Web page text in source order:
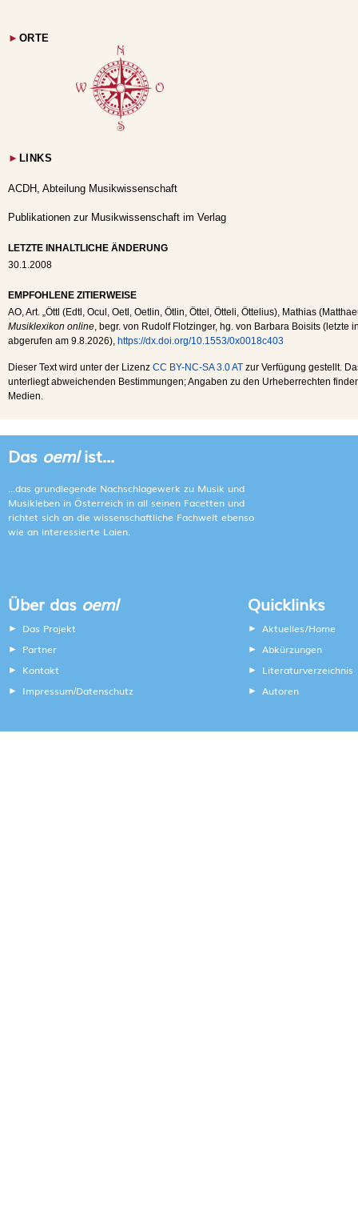
► ORTE
► LINKS
ACDH, Abteilung Musikwissenschaft
Publikationen zur Musikwissenschaft im Verlag
LETZTE INHALTLICHE ÄNDERUNG
30.1.2008
EMPFOHLENE ZITIERWEISE
AO, Art. „Öttl (Edtl, Ocul, Oetl, Oetlin, Ötlin, Öttel, Ötteli, Öttelius), Mathias
Musiklexikon online, begr. von Rudolf Flotzinger, hg. von Barbara Boisits (letzte
abgerufen am 9.8.2026), https://dx.doi.org/10.1553/0x0018c403
Dieser Text wird unter der Lizenz CC BY-NC-SA 3.0 AT zur Verfügung gestellt.
unterliegt abweichenden Bestimmungen; Angaben zu den Urheberrechten
Medien.
Das oemlist...
...das grundlegende Nachschlagewerk zu Musik und
Musikleben in Österreich in all seinen Facetten und
richtet sich an die wissenschaftliche Fachwelt ebenso
wie an interessierte Laien.
Über das oeml
Das Projekt
Partner
Kontakt
Impressum/Datenschutz
Quicklinks
Aktuelles/Home
Abkürzungen
Literaturverzeichnis
Autoren